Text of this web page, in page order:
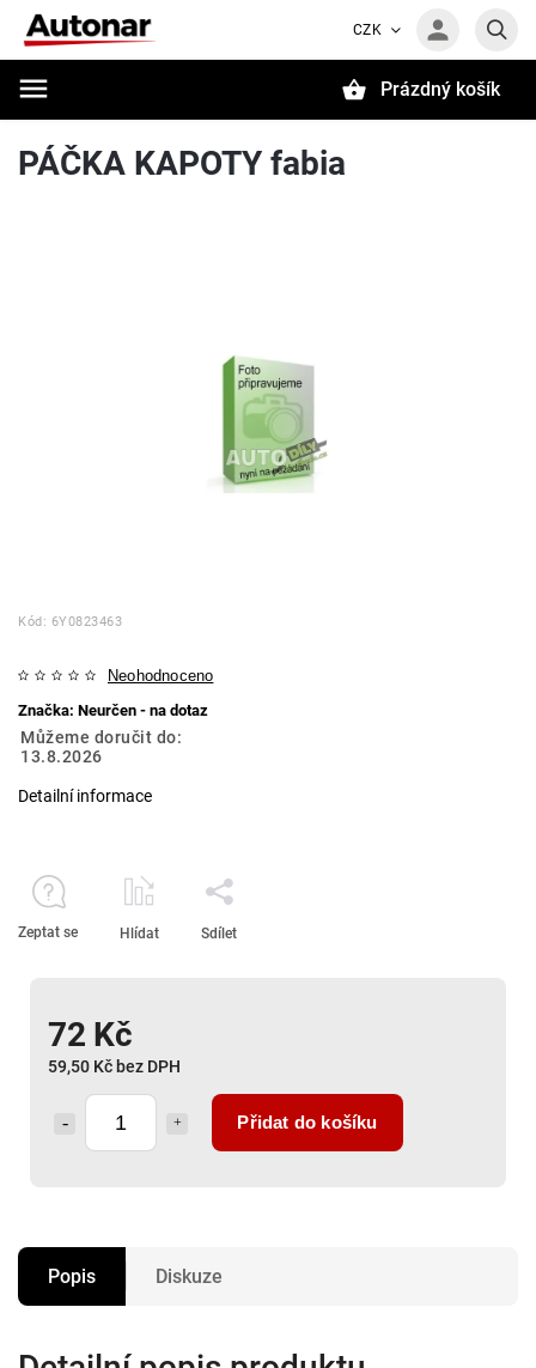
CZK
Prázdný košík
PÁČKA KAPOTY fabia
Kód: 6Y0823463
Neohodnoceno
Značka: Neurčen - na dotaz
72 Kč
59,50 Kč bez DPH
Přidat do košíku
Můžeme doručit do:
13.8.2026
Detailní informace
Zeptat se Hlídat Sdílet
Popis Diskuze